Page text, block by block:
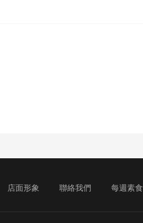
店面形象 聯絡我們 每週素食